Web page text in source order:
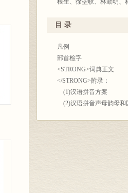
根生、徐堃耿、林勤明、
作的还有陈定民、陈东、
京第二外国语学院法国教
份初稿，罗大冈先生曾对
出版社、新华社、上海外
并表示衷心感谢。
对于书中存在的缺点
目 录
凡例
部首检字
<STRONG>词典正文
</STRONG>附录：
(1)汉语拼音方案
(2)汉语拼音声母韵母和